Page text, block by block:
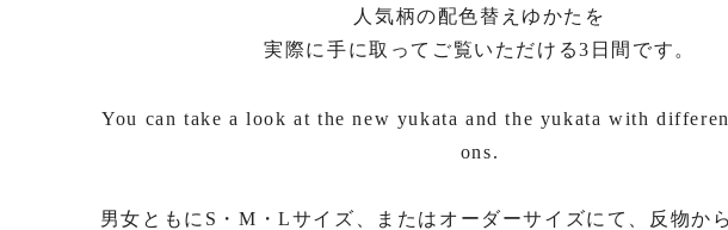
人気柄の配色替えゆかたを
実際に手に取ってご覧いただける3日間です。
You can take a look at the new yukata and the yukata with
ons.
男女ともにS・M・Lサイズ、またはオーダーサイズにて、反物か